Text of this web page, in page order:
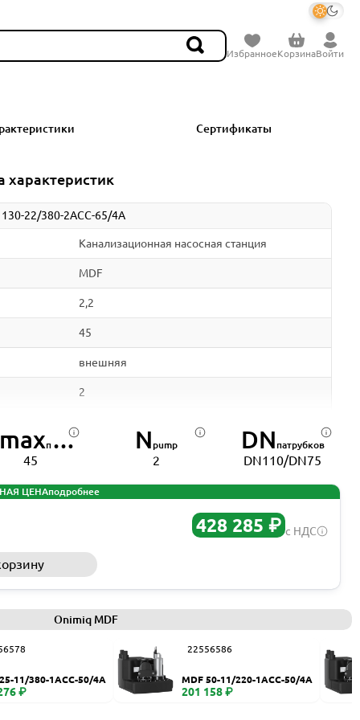
ИзбранноеКорзинаВойти
Сертификаты
характеристик
22/380-2ACC-65/4A
Канализационная насосная станция
MDF
2,2
45
внешняя
2
полиэтилен
110 мм
50 мм
50
пусков в час
45
N pump
2
DN патрубков
DN110/DN75
ЦЕНАподробнее
428 285 ₽ с НДС
Onimiq MDF
11/380-1ACC-50/4A
₽
22556586
MDF 50-11/220-1ACC-50/4A
201 158 ₽